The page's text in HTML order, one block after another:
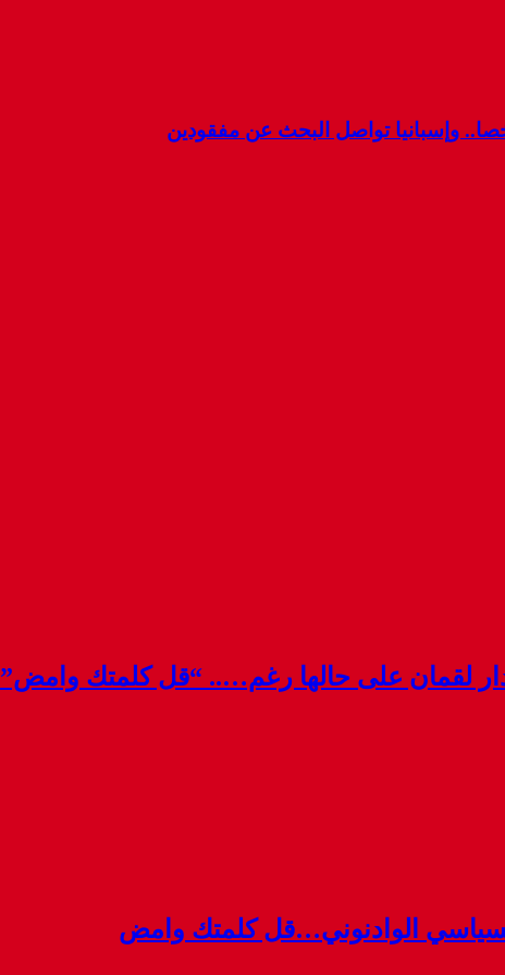
لقمان على حالها رغم….. “قل كلمتك وامض”
الوادنوني…قل كلمتك وامض